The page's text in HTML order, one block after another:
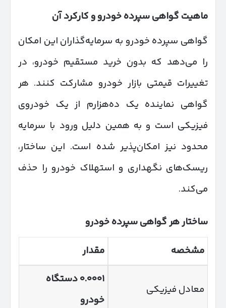
ماهیت گواهی سپرده خودرو و کارکرد آن
گواهی سپرده خودرو به سرمایه‌گذاران این امکان
را می‌دهد که بدون خرید مستقیم خودرو، در
تغییرات قیمتی بازار خودرو مشارکت کنند. هر
گواهی نماینده یک ده‌هزارم از یک خودروی
فیزیکی است و به همین دلیل ورود با سرمایه
محدود نیز امکان‌پذیر شده است. این ساختار،
ریسک‌های نگهداری و استهلاک خودرو را حذف
می‌کند.
ساختار هر گواهی سپرده خودرو
مشخصه
مقدار
معادل فیزیکی
۰.۰۰۰۱ دستگاه
خودرو